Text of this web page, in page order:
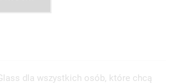
dla wszystkich osób, które chcą